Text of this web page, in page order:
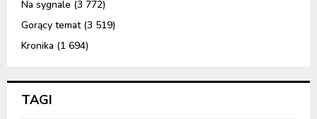
Na sygnale (3 772)
Gorący temat(3 519)
Kronika (1 694)
TAGI